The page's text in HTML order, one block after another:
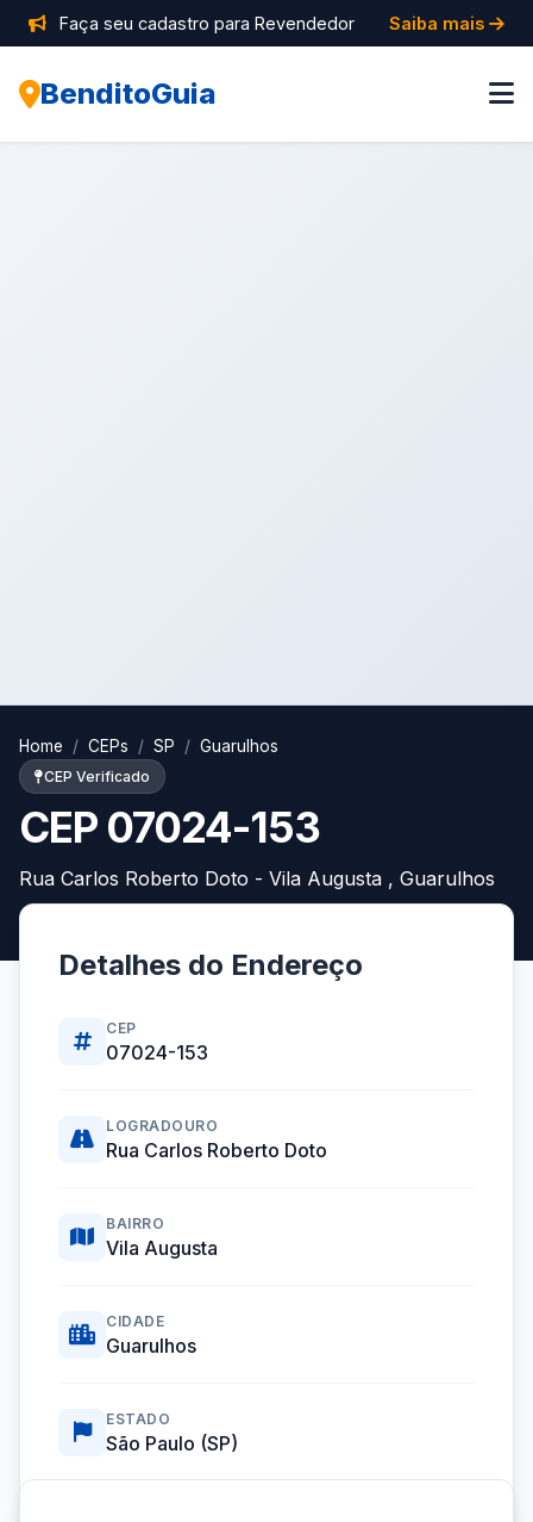
Faça seu cadastro para Revendedor Saiba mais
BenditoGuia
Home CEPs SP Guarulhos
CEP Verificado
CEP 07024-153
Rua Carlos Roberto Doto - Vila Augusta , Guarulhos
Detalhes do Endereço
CEP
07024-153
LOGRADOURO
Rua Carlos Roberto Doto
BAIRRO
Vila Augusta
CIDADE
Guarulhos
ESTADO
São Paulo (SP)